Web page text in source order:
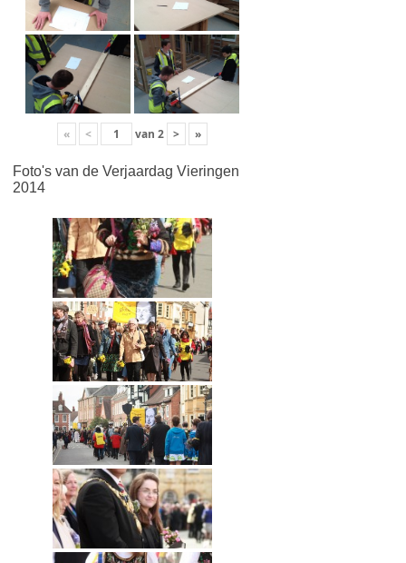
« < van 2 > »
Foto's van de Verjaardag Vieringen
2014